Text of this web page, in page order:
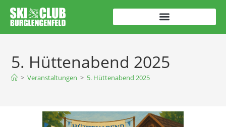
5. Hüttenabend 2025
> Veranstaltungen > 5. Hüttenabend 2025